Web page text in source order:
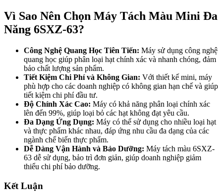
Vì Sao Nên Chọn Máy Tách Màu Mini Đa
Năng 6SXZ-63?
Công Nghệ Quang Học Tiên Tiến: Máy sử dụng công nghệ
quang học giúp phân loại hạt chính xác và nhanh chóng, đảm
bảo chất lượng sản phẩm.
Tiết Kiệm Chi Phí và Không Gian: Với thiết kế mini, máy
phù hợp cho các doanh nghiệp có không gian hạn chế và giúp
tiết kiệm chi phí đầu tư.
Độ Chính Xác Cao: Máy có khả năng phân loại chính xác
lên đến 99%, giúp loại bỏ các hạt không đạt yêu cầu.
Đa Dạng Ứng Dụng: Máy có thể sử dụng cho nhiều loại hạt
và thực phẩm khác nhau, đáp ứng nhu cầu đa dạng của các
ngành chế biến thực phẩm.
Dễ Dàng Vận Hành và Bảo Dưỡng: Máy tách màu 6SXZ-
63 dễ sử dụng, bảo trì đơn giản, giúp doanh nghiệp giảm
thiểu chi phí bảo dưỡng.
Kết Luận